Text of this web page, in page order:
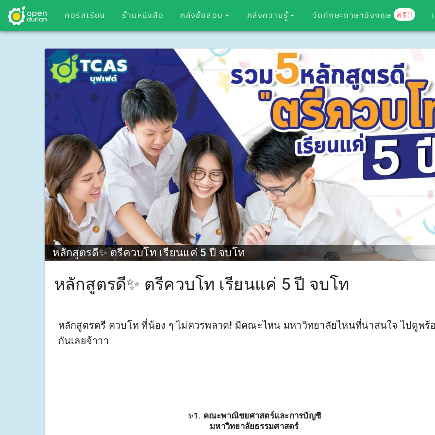
คอร์สเรียน ร้านหนังสือ คลังข้อสอบ คลังความรู้ วัดทักษะภาษาอังกฤษ ฟรี!!
หลักสูตรดี✨ ตรีควบโท เรียนแค่ 5 ปี จบโท
หลักสูตรดี✨ ตรีควบโท เรียนแค่ 5 ปี จบโท
หลักสูตรตรี ควบโท ที่น้อง ๆ ไม่ควรพลาด! มีคณะไหน มหาวิทยาลัยไหนที่น่าสนใจ ไปดูพร้
กันเลยจ้าาา
✨1. คณะพาณิชยศาสตร์และการบัญชี
มหาวิทยาลัยธรรมศาสตร์